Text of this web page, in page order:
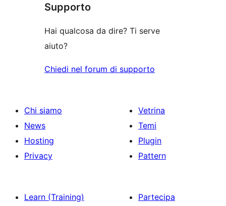
Supporto
Hai qualcosa da dire? Ti serve
aiuto?
Chiedi nel forum di supporto
Chi siamo
News
Hosting
Privacy
Vetrina
Temi
Plugin
Pattern
Learn (Training)
Partecipa